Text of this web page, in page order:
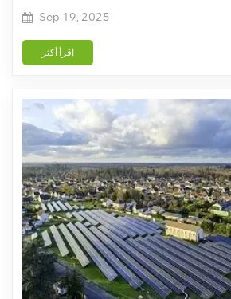
Sep 19, 2025
اقرأ أكثر